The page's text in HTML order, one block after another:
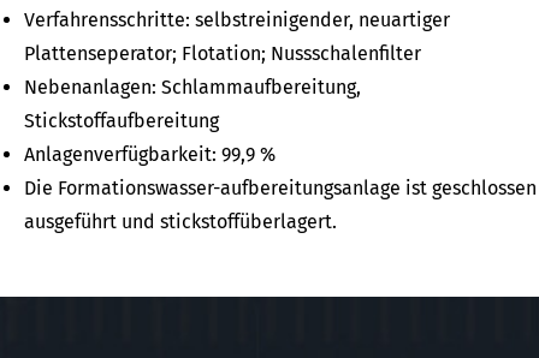
Verfahrensschritte: selbstreinigender, neuartiger
Plattenseperator; Flotation; Nussschalenfilter
Nebenanlagen: Schlammaufbereitung,
Stickstoffaufbereitung
Anlagenverfügbarkeit: 99,9 %
Die Formationswasser-aufbereitungsanlage ist geschlossen
ausgeführt und stickstoffüberlagert.